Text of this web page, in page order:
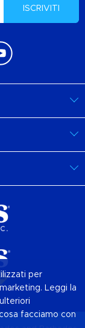
ISCRIVITI
per
Leggi la
facciamo con